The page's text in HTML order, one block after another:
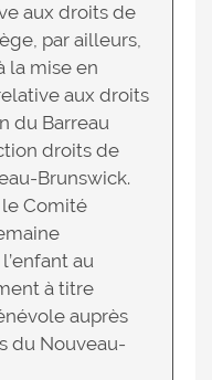
aux droits de
par ailleurs,
la mise en
aux droits
du Barreau
droits de
Brunswick.
Comité
au
à titre
auprès
du Nouveau-